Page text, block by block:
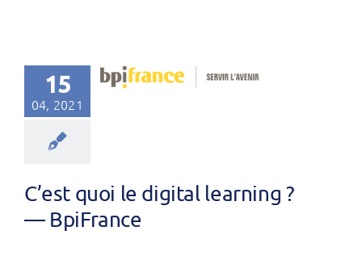
15
04, 2021
C’est quoi le digital learning ?
— BpiFrance